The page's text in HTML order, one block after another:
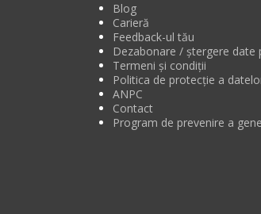
Blog
Carieră
Feedback-ul tău
Dezabonare / ștergere date
Termeni și condiții
Politica de protecție a
ANPC
Contact
Program de prevenire a